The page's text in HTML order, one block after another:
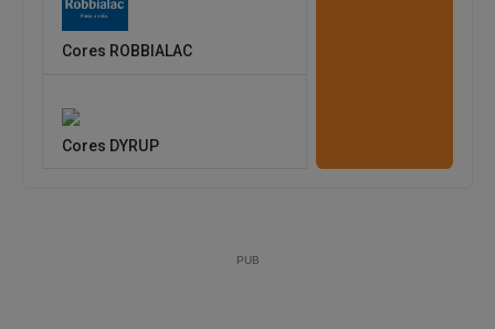
Cores ROBBIALAC
Cores DYRUP